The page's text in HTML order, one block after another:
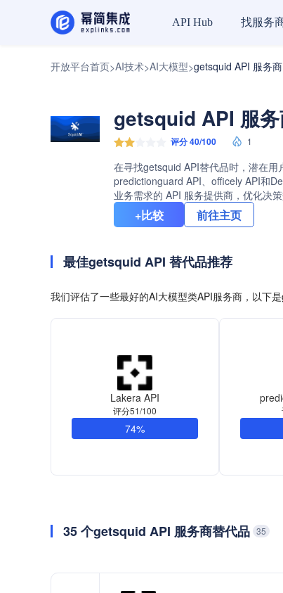
API Hub 找服务
开放平台首页>AI技术>AI大模型>getsquid API 服务
getsquid API 服务
评分 40/100 1
在寻找getsquid API替代品时，潜在用
predictionguard API、officely API和
业务需求的 API 服务提供商，优化决策
+比较 前往主页
最佳getsquid API 替代品推荐
我们评估了一些最好的AI大模型类API服务商，以下
Lakera API
评分51/100
74%
35 个getsquid API 服务商替代品 35